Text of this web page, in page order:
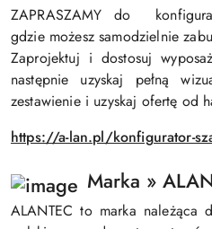
ZAPRASZAMY do
gdzie możesz samodzielnie
Zaprojektuj i dostosuj
następnie uzyskaj pełną
zestawienie i uzyskaj ofertę od
https://a-lan.pl/konfigurator-
Marka »
ALANTEC to marka należąca